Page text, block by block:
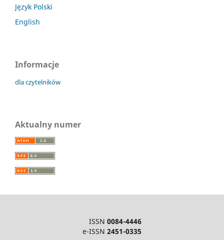
Język Polski
English
Informacje
dla czytelników
Aktualny numer
ISSN 0084-4446
e-ISSN 2451-0335